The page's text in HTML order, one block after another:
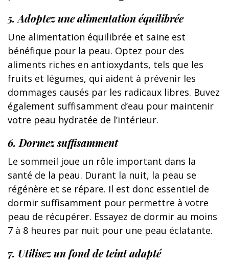
5. Adoptez une alimentation équilibrée
Une alimentation équilibrée et saine est
bénéfique pour la peau. Optez pour des
aliments riches en antioxydants, tels que les
fruits et légumes, qui aident à prévenir les
dommages causés par les radicaux libres. Buvez
également suffisamment d’eau pour maintenir
votre peau hydratée de l’intérieur.
6. Dormez suffisamment
Le sommeil joue un rôle important dans la
santé de la peau. Durant la nuit, la peau se
régénère et se répare. Il est donc essentiel de
dormir suffisamment pour permettre à votre
peau de récupérer. Essayez de dormir au moins
7 à 8 heures par nuit pour une peau éclatante.
7. Utilisez un fond de teint adapté